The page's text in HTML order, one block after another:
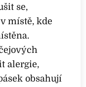
se,
místě, kde
alergie,
obsahují